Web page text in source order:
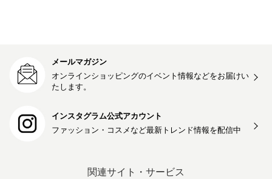
メールマガジン
オンラインショッピングのイベント情報などをお届けい
たします。
インスタグラム公式アカウント
ファッション・コスメなど最新トレンド情報を配信中
関連サイト・サービス